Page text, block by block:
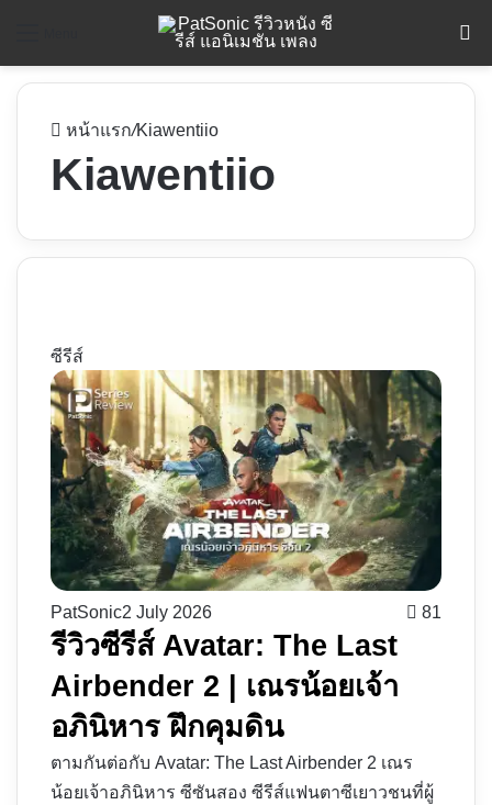
หน้าแรก/Kiawentiio
Kiawentiio
ซีรีส์
PatSonic2 July 2026 81
รีวิวซีรีส์ Avatar: The Last
Airbender 2 | เณรน้อยเจ้า
อภินิหาร ฝึกคุมดิน
ตามกันต่อกับ Avatar: The Last Airbender 2 เณร
น้อยเจ้าอภินิหาร ซีซันสอง ซีรีส์แฟนตาซีเยาวชนที่ผู้